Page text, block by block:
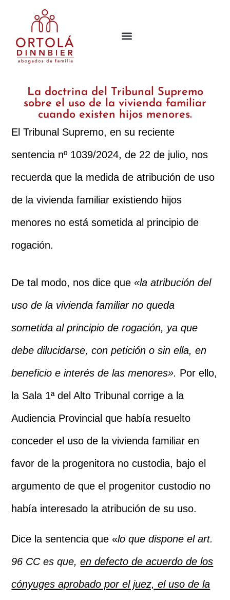
La doctrina del Tribunal Supremo
sobre el uso de la vivienda familiar
cuando existen hijos menores.
El Tribunal Supremo, en su reciente
sentencia nº 1039/2024, de 22 de julio, nos
recuerda que la medida de atribución de uso
de la vivienda familiar existiendo hijos
menores no está sometida al principio de
rogación.
De tal modo, nos dice que«la atribución del
uso de la vivienda familiar no queda
sometida al principio de rogación, ya que
debe dilucidarse, con petición o sin ella, en
beneficio e interés de las menores». Por ello,
la Sala 1ª del Alto Tribunal corrige a la
Audiencia Provincial que había resuelto
conceder el uso de la vivienda familiar en
favor de la progenitora no custodia, bajo el
argumento de que el progenitor custodio no
había interesado la atribución de su uso.
Dice la sentencia que «lo que dispone el art.
96 CC es que,en defecto de acuerdo de los
cónyuges aprobado por el juez, el uso de la